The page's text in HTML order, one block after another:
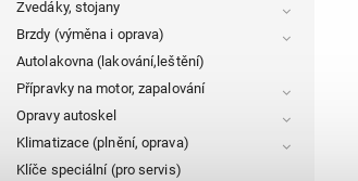
Zvedáky, stojany
Brzdy (výměna i oprava)
Autolakovna (lakování,leštění)
Přípravky na motor, zapalování
Opravy autoskel
Klimatizace (plnění, oprava)
Klíče speciální (pro servis)